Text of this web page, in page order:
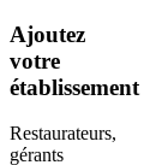
Ajoutez
votre
établissement
Restaurateurs,
gérants